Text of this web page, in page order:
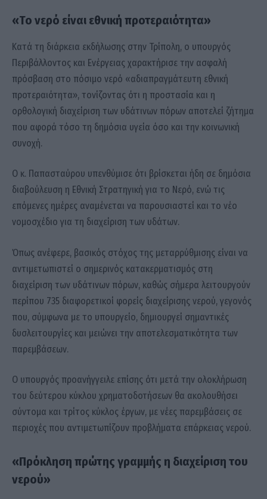
«Το νερό είναι εθνική προτεραιότητα»
Κατά τη διάρκεια εκδήλωσης στην Τρίπολη, ο υπουργός
Περιβάλλοντος και Ενέργειας χαρακτήρισε την ασφαλή
πρόσβαση στο πόσιμο νερό «αδιαπραγμάτευτη εθνική
προτεραιότητα», τονίζοντας ότι η προστασία και η
ορθολογική διαχείριση των υδάτινων πόρων αποτελεί ζήτημα
που αφορά τόσο τη δημόσια υγεία όσο και την κοινωνική
συνοχή.
Ο κ. Παπασταύρου υπενθύμισε ότι βρίσκεται ήδη σε δημόσια
διαβούλευση η Εθνική Στρατηγική για το Νερό, ενώ τις
επόμενες ημέρες αναμένεται να παρουσιαστεί και το νέο
νομοσχέδιο για τη διαχείριση των υδάτων.
Όπως ανέφερε, βασικός στόχος της μεταρρύθμισης είναι να
αντιμετωπιστεί ο σημερινός κατακερματισμός στη
διαχείριση των υδάτινων πόρων, καθώς σήμερα λειτουργούν
περίπου 735 διαφορετικοί φορείς διαχείρισης νερού, γεγονός
που, σύμφωνα με το υπουργείο, δημιουργεί σημαντικές
δυσλειτουργίες και μειώνει την αποτελεσματικότητα των
παρεμβάσεων.
Ο υπουργός προανήγγειλε επίσης ότι μετά την ολοκλήρωση
του δεύτερου κύκλου χρηματοδοτήσεων θα ακολουθήσει
σύντομα και τρίτος κύκλος έργων, με νέες παρεμβάσεις σε
περιοχές που αντιμετωπίζουν προβλήματα επάρκειας νερού.
«Πρόκληση πρώτης γραμμής η διαχείριση του
νερού»